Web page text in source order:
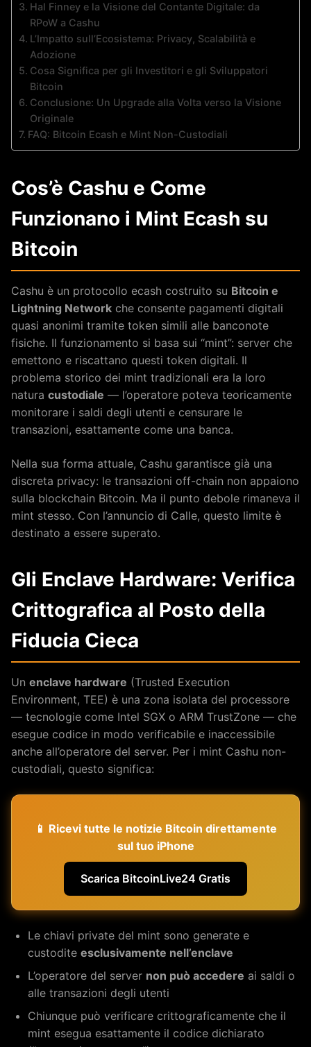
Hal Finney e la Visione del Contante Digitale: da
RPoW a Cashu
L’Impatto sull’Ecosistema: Privacy, Scalabilità e
Adozione
Cosa Significa per gli Investitori e gli Sviluppatori
Bitcoin
Conclusione: Un Upgrade alla Volta verso la Visione
Originale
FAQ: Bitcoin Ecash e Mint Non-Custodiali
Cos’è Cashu e Come
Funzionano i Mint Ecash su
Bitcoin
Cashu è un protocollo ecash costruito su Bitcoin e
Lightning Network che consente pagamenti digitali
quasi anonimi tramite token simili alle banconote
fisiche. Il funzionamento si basa sui “mint”: server che
emettono e riscattano questi token digitali. Il
problema storico dei mint tradizionali era la loro
natura custodiale — l’operatore poteva teoricamente
monitorare i saldi degli utenti e censurare le
transazioni, esattamente come una banca.
Nella sua forma attuale, Cashu garantisce già una
discreta privacy: le transazioni off-chain non appaiono
sulla blockchain Bitcoin. Ma il punto debole rimaneva il
mint stesso. Con l’annuncio di Calle, questo limite è
destinato a essere superato.
Gli Enclave Hardware: Verifica
Crittografica al Posto della
Fiducia Cieca
Un enclave hardware (Trusted Execution
Environment, TEE) è una zona isolata del processore
— tecnologie come Intel SGX o ARM TrustZone — che
esegue codice in modo verificabile e inaccessibile
anche all’operatore del server. Per i mint Cashu non-
custodiali, questo significa:
📱 Ricevi tutte le notizie Bitcoin direttamente
sul tuo iPhone
Scarica BitcoinLive24 Gratis
Le chiavi private del mint sono generate e
custodite esclusivamente nell’enclave
L’operatore del server non può accedere ai saldi o
alle transazioni degli utenti
Chiunque può verificare crittograficamente che il
mint esegua esattamente il codice dichiarato